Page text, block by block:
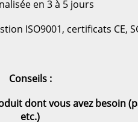
en 3 à 5 jours
ISO9001, certificats CE,
Conseils :
dont vous avez besoin
etc.)